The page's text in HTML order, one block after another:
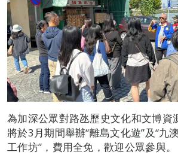
為加深公眾對路氹歷史文化和文博資
將於3月期間舉辦“離島文化遊”及“九
工作坊”，費用全免，歡迎公眾參與。